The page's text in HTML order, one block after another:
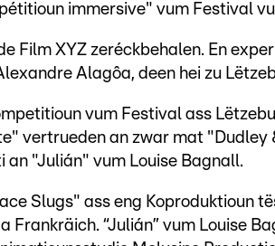
immersive" vum Festival
Film XYZ zeréckbehalen. En
Alagôa, deen hei zu
vum Festival ass
vertrueden an zwar mat "Dudley
"Julián" vum Louise Bagnall.
Slugs" ass eng Koproduktioun
Frankräich. “Julián” vum Louise